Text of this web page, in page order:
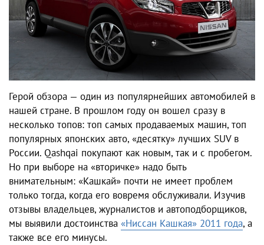
Герой обзора — один из популярнейших автомобилей в
нашей стране. В прошлом году он вошел сразу в
несколько топов: топ самых продаваемых машин, топ
популярных японских авто, «десятку» лучших SUV в
России. Qashqai покупают как новым, так и с пробегом.
Но при выборе на «вторичке» надо быть
внимательным: «Кашкай» почти не имеет проблем
только тогда, когда его вовремя обслуживали. Изучив
отзывы владельцев, журналистов и автоподборщиков,
мы выявили достоинства «Ниссан Кашкая» 2011 года, а
также все его минусы.